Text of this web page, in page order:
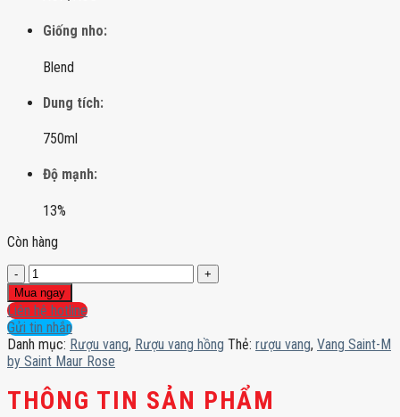
Giống nho:
Blend
Dung tích:
750ml
Độ mạnh:
13%
Còn hàng
Vang
Saint-
M
by
Saint
Maur
Rose
số
lượng
Mua ngay
Liên hệ hotline
Gửi tin nhắn
Danh mục: Rượu vang, Rượu vang hồng Thẻ: rượu vang, Vang Saint-M
by Saint Maur Rose
THÔNG TIN SẢN PHẨM